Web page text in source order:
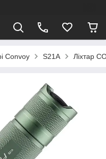
Convoy S21A Ліхтар